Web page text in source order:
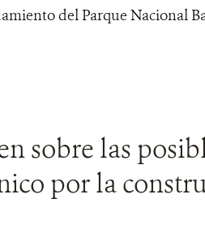
del Parque Nacional
sobre las
por la